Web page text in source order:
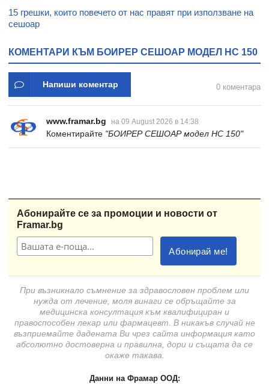
15 грешки, които повечето от нас правят при използване на
сешоар
КОМЕНТАРИ КЪМ БОИРЕР СЕШОАР МОДЕЛ HC 150
Напиши коментар 0 коментара
www.framar.bg на 09 August 2026 в 14:38
Коментирайте "БОИРЕР СЕШОАР модел HC 150"
Абонирайте се за промоции и новости от
Framar.bg
При възникнало съмнение за здравословен проблем или
нужда от лечение, моля винаги се обръщайте за
медицинска консултация към квалифициран и
правоспособен лекар или фармацевт. В никакъв случай не
възприемайте дадената Ви чрез сайта информация като
абсолютно достоверна и правилна, дори и същата да се
окаже такава.
Данни на Фрамар ООД: